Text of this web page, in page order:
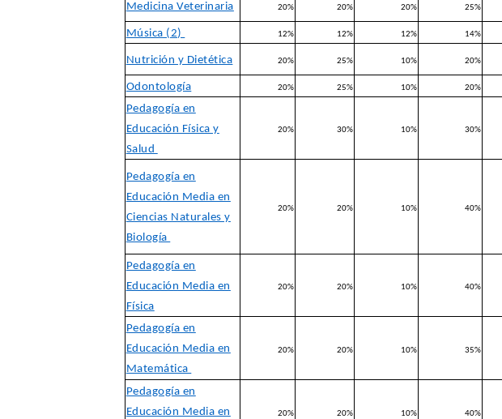
Medicina Veterinaria 20% 20% 20% 25%
Música (2) 12% 12% 12% 14%
Nutrición y Dietética 20% 25% 10% 20%
Odontología 20% 25% 10% 20%
Pedagogía en
Educación Física y
Salud
20% 30% 10% 30%
Pedagogía en
Educación Media en
Ciencias Naturales y
Biología
20% 20% 10% 40%
Pedagogía en
Educación Media en
Física
20% 20% 10% 40%
Pedagogía en
Educación Media en
Matemática
20% 20% 10% 35%
Pedagogía en
Educación Media en
20% 20% 10% 40%